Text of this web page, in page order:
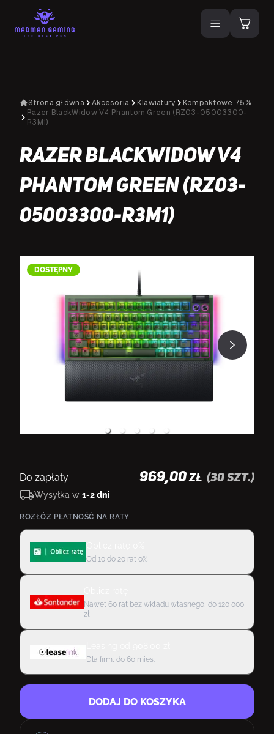
Strona główna Akcesoria Klawiatury
Kompaktowe 75%
Razer BlackWidow V4 Phantom Green (RZ03-05003300-
R3M1)
Razer BlackWidow V4
Phantom Green (RZ03-
05003300-R3M1)
DOSTĘPNY
Do zapłaty 969,00 ZŁ (30 szt.)
Wysyłka w 1-2 dni
ROZŁÓŻ PŁATNOŚĆ NA RATY
Od 10 do 20 rat 0%
Nawet 60 rat bez wkładu własnego, do 120 000
zł
Dla firm, do 60 mies.
DODAJ DO KOSZYKA